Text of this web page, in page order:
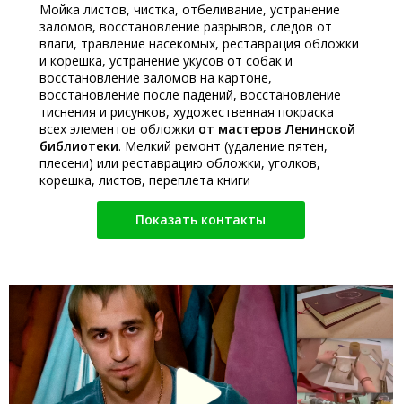
Мойка листов, чистка, отбеливание, устранение
заломов, восстановление разрывов, следов от
влаги, травление насекомых, реставрация обложки
и корешка, устранение укусов от собак и
восстановление заломов на картоне,
восстановление после падений, восстановление
тиснения и рисунков, художественная покраска
всех элементов обложки от мастеров Ленинской
библиотеки. Мелкий ремонт (удаление пятен,
плесени) или реставрацию обложки, уголков,
корешка, листов, переплета книги
Показать контакты